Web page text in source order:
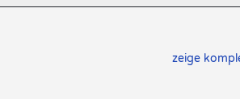
zeige